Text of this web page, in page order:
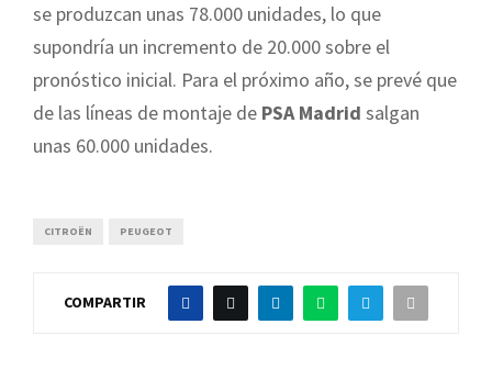
se produzcan unas 78.000 unidades, lo que
supondría un incremento de 20.000 sobre el
pronóstico inicial. Para el próximo año, se prevé que
de las líneas de montaje de PSA Madrid salgan
unas 60.000 unidades.
CITROËN PEUGEOT
COMPARTIR